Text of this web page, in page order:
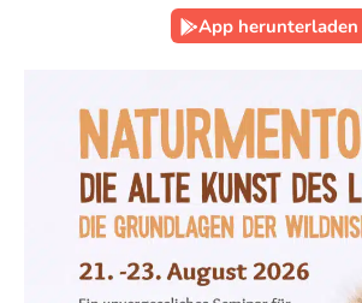
App herunterladen